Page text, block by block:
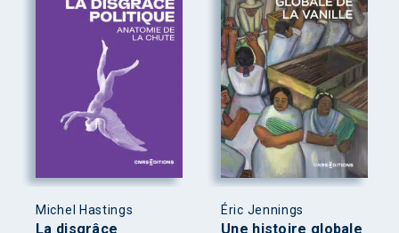
Michel Hastings
La disgrâce
Éric Jennings
Une histoire globale